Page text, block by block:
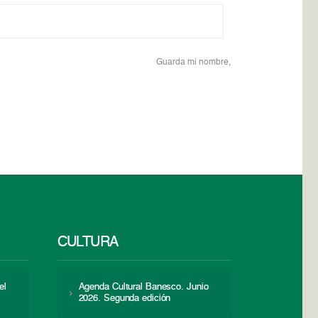
Guarda mi nombre,
CULTURA
Agenda Cultural Banesco. Junio
2026. Segunda edición